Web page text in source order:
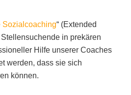
Sozialcoaching“ (Extended
in prekären
Hilfe unserer Coaches
werden, dass sie sich
können.